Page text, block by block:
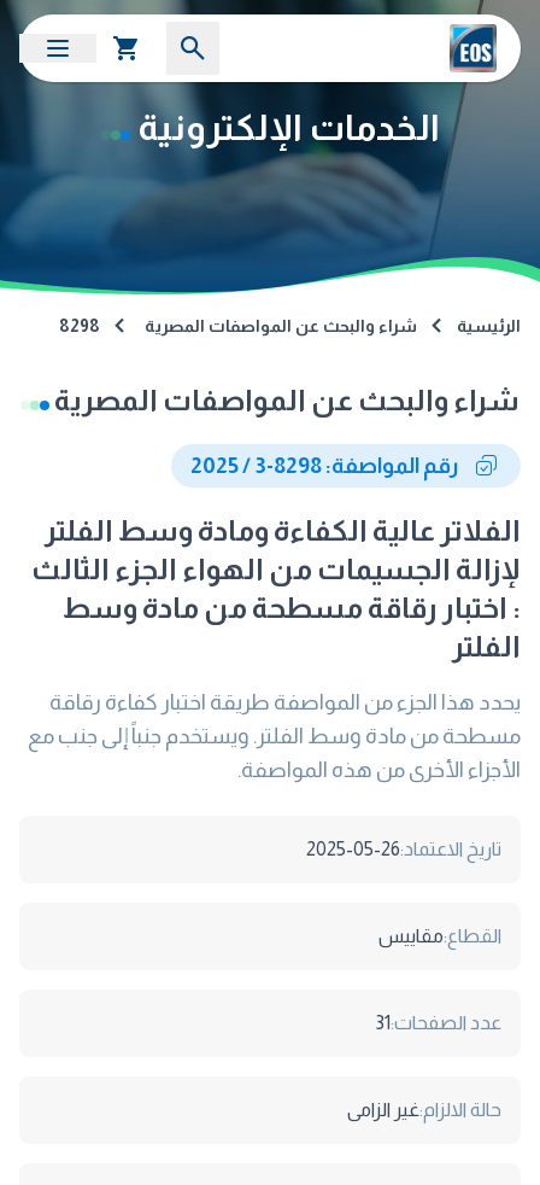
الخدمات الإلكترونية
الرئيسية شراء والبحث عن المواصفات المصرية 8298
شراء والبحث عن المواصفات المصرية
رقم المواصفة: 8298-3 / 2025
الفلاتر عالية الكفاءة ومادة وسط الفلتر
لإزالة الجسيمات من الهواء الجزء الثالث
: اختبار رقاقة مسطحة من مادة وسط
الفلتر
يحدد ھذا الجزء من المواصفة طريقة اختبار كفاءة رقاقة
مسطحة من مادة وسط الفلتر. ويستخدم جنباً إلى جنب مع
الأجزاء الأخرى من ھذه المواصفة.
تاريخ الاعتماد:2025-05-26
القطاع:مقاييس
عدد الصفحات:31
حالة الالزام:غير الزامى